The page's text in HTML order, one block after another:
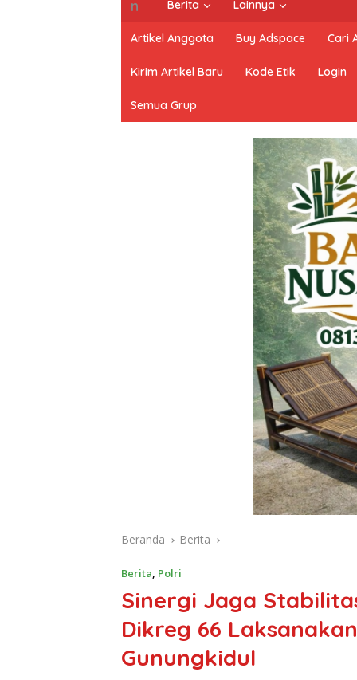
Berita Lainnya
Artikel Anggota Buy Adspace Cari
Kirim Artikel Baru Kode Etik Login
Semua Grup
Beranda Berita
Berita, Polri
Sinergi Jaga
Dikreg 66
Gunungkidul